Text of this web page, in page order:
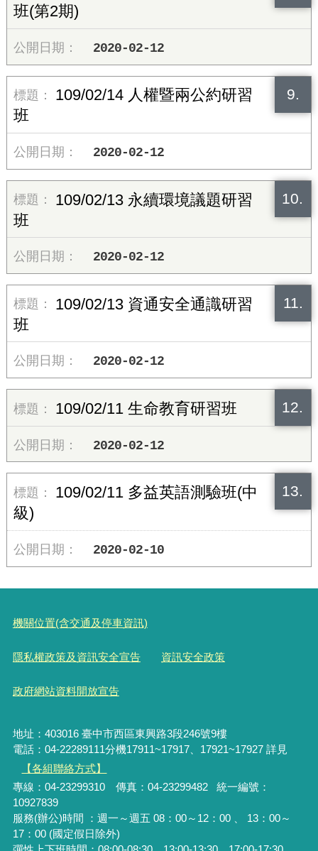
班(第2期)
2020-02-12
9.
109/02/14 人權暨兩公約研習
班
2020-02-12
10.
109/02/13 永續環境議題研習
班
2020-02-12
11.
109/02/13 資通安全通識研習
班
2020-02-12
12.
109/02/11 生命教育研習班
2020-02-12
13.
109/02/11 多益英語測驗班(中
級)
2020-02-10
機關位置(含交通及停車資訊)
隱私權政策及資訊安全宣告 資訊安全政策
政府網站資料開放宣告
地址：403016 臺中市西區東興路3段246號9樓
電話：04-22289111分機17911~17917、17921~17927 詳見
【各組聯絡方式】
專線：04-23299310 傳真：04-23299482 統一編號：
10927839
服務(辦公)時間 ：週一～週五 08：00～12：00 、 13：00～
17：00 (國定假日除外)